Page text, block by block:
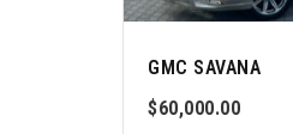
GMC SAVANA
$60,000.00